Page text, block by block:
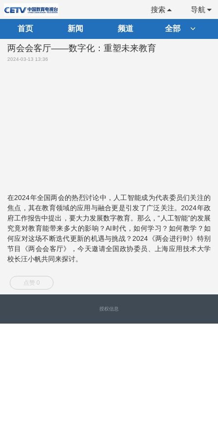
导航
搜索
首页 新闻 频道 全部
两会会客厅——数字化：重塑未来教育
2024-03-13 13:36
在2024年全国两会的热烈讨论中，人工智能成为代表委员们关注的
焦点，其在教育领域的应用与融合更是引发了广泛关注。2024年政
府工作报告中提出，要大力发展数字教育。那么，“人工智能”的发展
究竟对教育能带来多大的影响？AI时代，如何学习？如何教学？如
何应对这场不断迭代更新的机遇与挑战？2024《两会进行时》特别
节目《两会会客厅》，今天邀请全国政协委员、上海应用技术大学
校长汪小帆共同来探讨。
点赞 0
授权信息